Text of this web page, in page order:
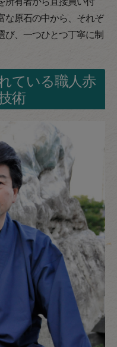
な原石の中から、それぞ
び、一つひとつ丁寧に制
ている職人赤
術